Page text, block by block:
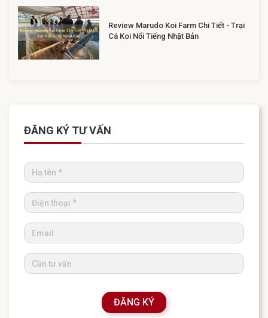
Review Marudo Koi Farm Chi Tiết - Trại
Cá Koi Nổi Tiếng Nhật Bản
ĐĂNG KÝ TƯ VẤN
ĐĂNG KÝ